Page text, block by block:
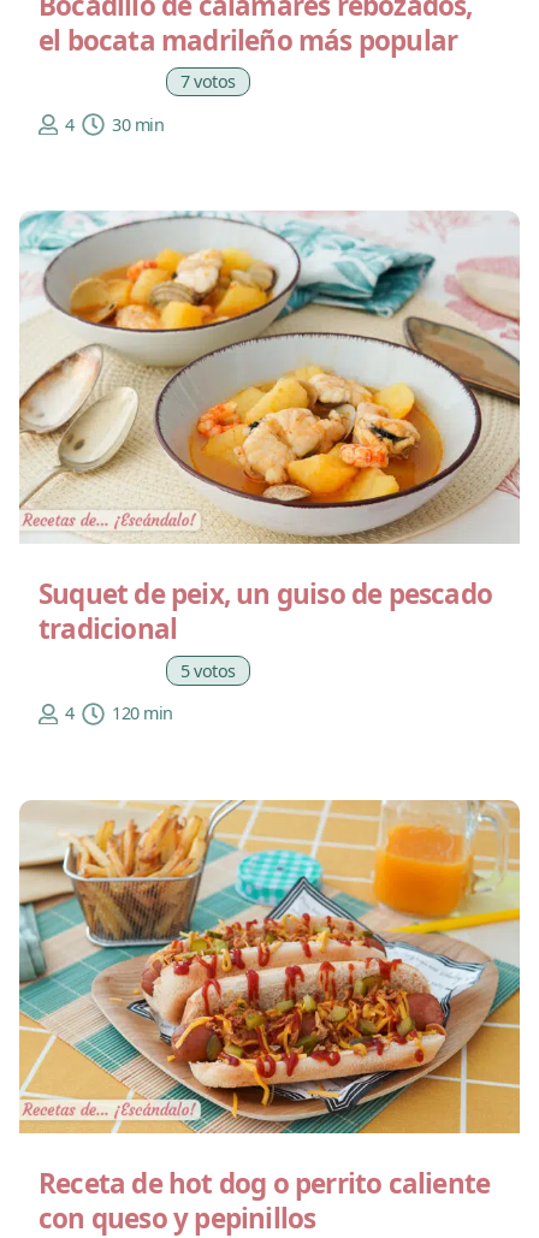
el bocata madrileño más popular
7 votos
4
30 min
Suquet de peix, un guiso de pescado
tradicional
5 votos
4
120 min
Receta de hot dog o perrito caliente
con queso y pepinillos